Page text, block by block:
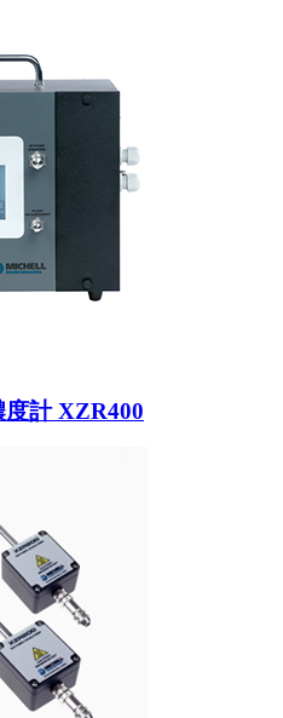
計 XZR400